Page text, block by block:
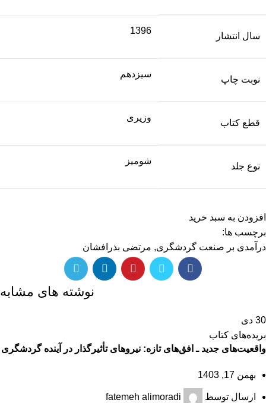
سال انتشار
1396
نوبت چاپ
سیزدهم
قطع کتاب
وزیری
نوع جلد
شومیز
افزودن به سبد خرید
برچسب ها:
درآمدی بر صنعت گردشگری, مرتضی بذرافشان
نوشته های مشابه
30 دی
بریده‌های کتاب
واقعیت‌های جدید ـ افق‌های تازه: نیروهای تأثیرگذار در آینده گردشگری
بهمن 17, 1403
ارسال توسط fatemeh alimoradi